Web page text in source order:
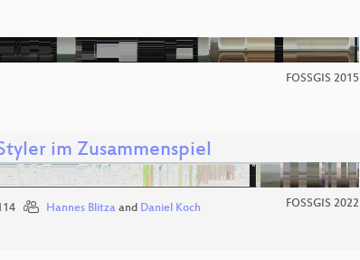
FOSSGIS 2015
im Zusammenspiel
Hannes Blitzaand Daniel Koch FOSSGIS 2022